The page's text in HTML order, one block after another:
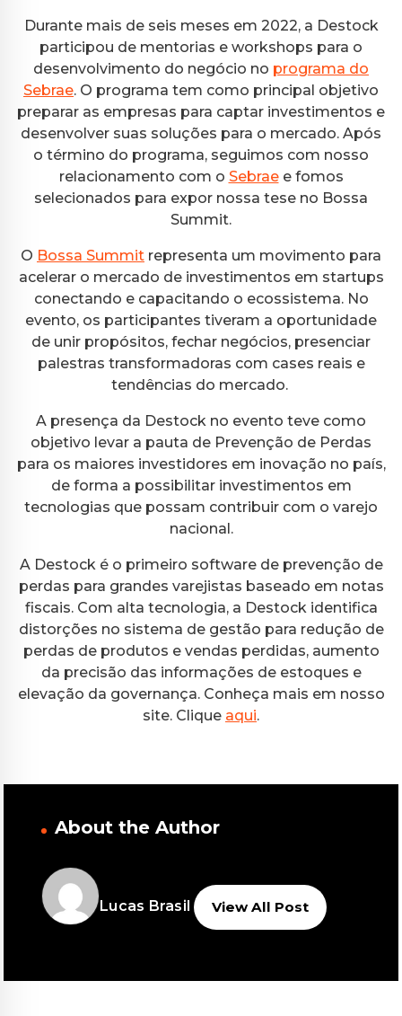
Durante mais de seis meses em 2022, a Destock
participou de mentorias e workshops para o
desenvolvimento do negócio no programa do
Sebrae. O programa tem como principal objetivo
preparar as empresas para captar investimentos e
desenvolver suas soluções para o mercado. Após
o término do programa, seguimos com nosso
relacionamento com o Sebraee fomos
selecionados para expor nossa tese no Bossa
Summit.
O Bossa Summit representa um movimento para
acelerar o mercado de investimentos em startups
conectando e capacitando o ecossistema. No
evento, os participantes tiveram a oportunidade
de unir propósitos, fechar negócios, presenciar
palestras transformadoras com cases reais e
tendências do mercado.
A presença da Destock no evento teve como
objetivo levar a pauta de Prevenção de Perdas
para os maiores investidores em inovação no país,
de forma a possibilitar investimentos em
tecnologias que possam contribuir com o varejo
nacional.
A Destock é o primeiro software de prevenção de
perdas para grandes varejistas baseado em notas
fiscais. Com alta tecnologia, a Destock identifica
distorções no sistema de gestão para redução de
perdas de produtos e vendas perdidas, aumento
da precisão das informações de estoques e
elevação da governança. Conheça mais em nosso
site. Clique aqui.
About the Author
Lucas Brasil View All Post